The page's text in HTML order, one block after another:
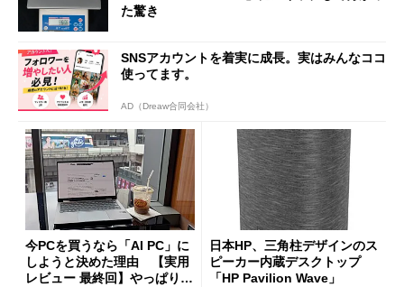
た驚き
SNSアカウントを着実に成長。実はみんなココ
使ってます。
AD（Dreaw合同会社）
今PCを買うなら「AI PC」に
しようと決めた理由 【実用
レビュー 最終回】やっぱり最
日本HP、三角柱デザインのス
ピーカー内蔵デスクトップ
「HP Pavilion Wave」